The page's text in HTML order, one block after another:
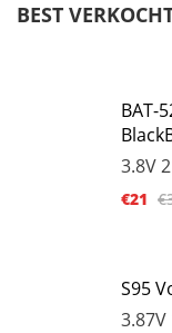
BEST
BAT-
3.8V
€21
S95
3.87V